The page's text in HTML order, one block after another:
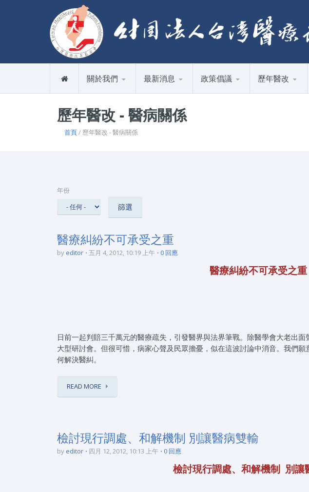
關於我們 最新消息 政策倡議 歷年醫改
歷年醫改 - 醫病關係
首頁/ 歷年醫改 - 醫病關係
年份
醫療糾紛不可承受之重
by editor 五月 4, 2012, 10:19 上午 0 回應
醫療糾紛不可承受之重
日前一起判賠三千萬元的醫療疏失，引發醫界與法界筆戰。除醫學會大老出
大型研討會。但很可惜，病家心聲及民眾擔憂，似在這波討論中消音。我們
何解決醫糾。
READ MORE
檢討現行調處、和解機制 別讓醫病雙輸
by editor 四月 12, 2012, 10:13 上午 0 回應
檢討現行調處、和解機制 別讓